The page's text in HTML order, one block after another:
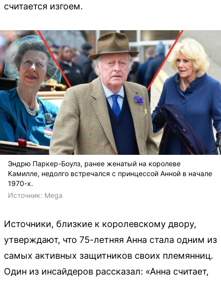
считается изгоем.
Эндрю Паркер-Боулз, ранее женатый на королеве
Камилле, недолго встречался с принцессой Анной в начале
1970-х.
Источник: Mega
Источники, близкие к королевскому двору,
утверждают, что 75-летняя Анна стала одним из
самых активных защитников своих племянниц.
Один из инсайдеров рассказал: «Анна считает,